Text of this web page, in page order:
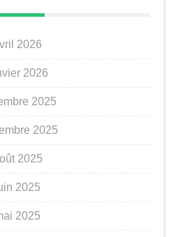
2026
2026
2025
2025
2025
2025
2025